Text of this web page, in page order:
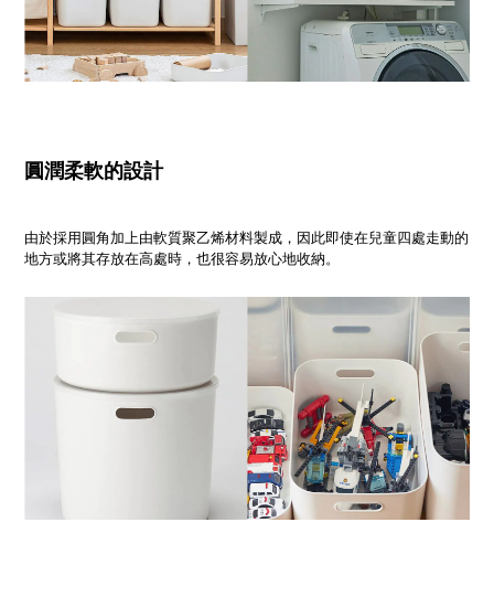
圓潤柔軟的設計
由於採用圓角加上由軟質聚乙烯材料製成，因此即使在兒童四處走動的
地方或將其存放在高處時，也很容易放心地收納。